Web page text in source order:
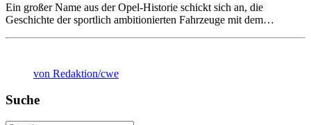
Ein großer Name aus der Opel-Historie schickt sich an, die
Geschichte der sportlich ambitionierten Fahrzeuge mit dem…
von Redaktion/cwe
Suche